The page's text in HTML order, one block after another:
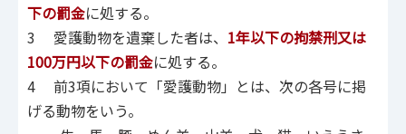
下の罰金に処する。
3 愛護動物を遺棄した者は、 1年以下の拘禁刑又は
100万円以下の罰金に処する。
4 前3項において「愛護動物」とは、次の各号に掲
げる動物をいう。